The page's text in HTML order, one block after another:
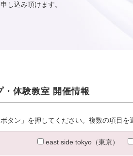
し込み頂けます。
・体験教室 開催情報
タン」を押してください。複数の項目を
east side tokyo（東京）